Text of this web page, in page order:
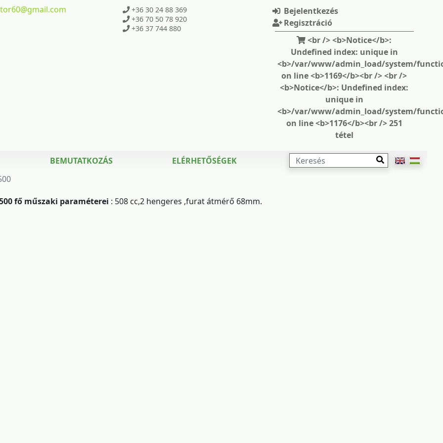
@gmail.com
+36 30 24 88 369
+36 70 50 78 920
+36 37 744 880
Bejelentkezés
Regisztráció
<br /> <b>Notice</b>:
Undefined index: unique in
<b>/var/www/admin_load/system/
on line <b>1169</b><br /> <br />
<b>Notice</b>: Undefined index:
unique in
<b>/var/www/admin_load/system/
on line <b>1176</b><br /> 251
tétel
BEMUTATKOZÁS ELÉRHETŐSÉGEK
KERESÉS
fő műszaki paraméterei : 508 cc,2 hengeres ,furat átmérő 68mm.